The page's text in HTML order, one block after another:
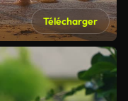
Télécharger